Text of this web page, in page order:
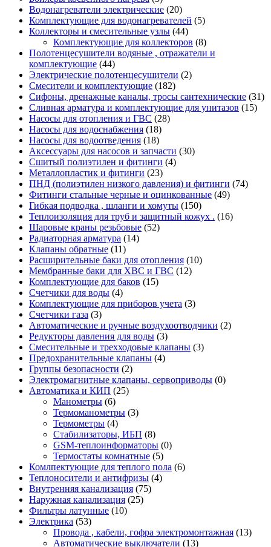
Водонагреватели электрические (20)
Комплектующие для водонагревателей (5)
Коллекторы и смесительные узлы (44)
Комплектующие для коллекторов (8)
Полотенцесушители водяные , отражатели и
комплектующие (44)
Электрические полотенцесушители (2)
Смесители и комплектующие (182)
Сифоны, дренажные каналы, тросы сантехнические (31)
Сливная арматура и комплектующие для унитазов (15)
Насосы для отопления и ГВС (28)
Насосы для водоснабжения (18)
Насосы для водоотведения (18)
Аксессуары для насосов и запчасти (30)
Сшитый полиэтилен и фитинги (4)
Металлопластик и фитинги (23)
ПНД (полиэтилен низкого давления) и фитинги (74)
Фитинги стальные черные и оцинкованные (49)
Гибкая подводка , шланги и хомуты (150)
Теплоизоляция для труб и защитный кожух . (16)
Шаровые краны резьбовые (52)
Радиаторная арматура (14)
Клапаны обратные (11)
Расширительные баки для отопления (10)
Мембранные баки для ХВС и ГВС (12)
Комплектующие для баков (15)
Счетчики для воды (4)
Комплектующие для приборов учета (3)
Счетчики газа (3)
Автоматические и ручные воздухоотводчики (2)
Редукторы давления для воды (3)
Смесительные и трехходовые клапаны (3)
Предохранительные клапаны (4)
Группы безопасности (2)
Электромагнитные клапаны, сервоприводы (0)
Автоматика и КИП (25)
Манометры (6)
Термоманометры (3)
Термометры (4)
Стабилизаторы, ИБП (8)
GSM-теплоинформаторы (0)
Термостаты комнатные (5)
Комлпектующие для теплого пола (6)
Теплоносители и антифризы (4)
Внутренняя канализация (75)
Наружная канализация (25)
Фильтры латунные (10)
Электрика (53)
Провода , кабели, гофра электромонтажная (13)
Автоматические выключатели (13)